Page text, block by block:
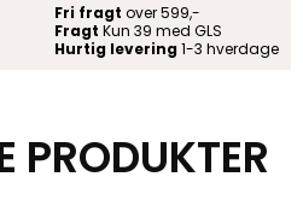
Fri fragt over 599,-
Fragt Kun 39 med GLS
Hurtig levering 1-3 hverdage
PRODUKTER